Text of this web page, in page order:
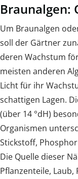
Braunalgen:
Um Braunalgen
soll der Gärtner
deren Wachstum
meisten anderen
Licht für ihr
schattigen Lagen.
(über 14 °dH)
Organismen
Stickstoff,
Die Quelle dieser
Pflanzenteile,